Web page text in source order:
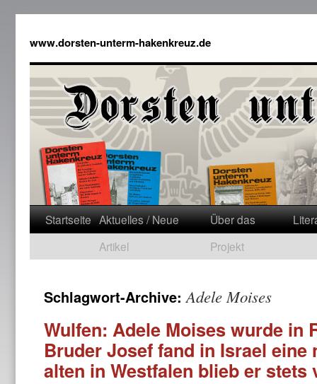
www.dorsten-unterm-hakenkreuz.de
Startseite Aktuelles / Neue
Artikel
Über das
Projekt
Schlagwort-Archive:Adele Moises
Wulfen: Adele Moises wurde in
Bruder Josef fand in Israel eine
alten in Westfalen blieb er stets